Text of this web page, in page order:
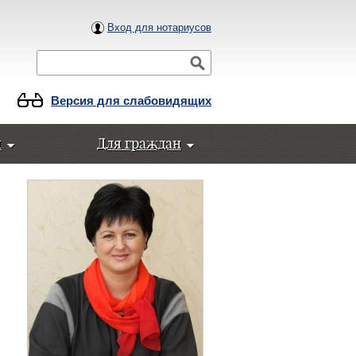
Вход для нотариусов
Версия для слабовидящих
Для граждан